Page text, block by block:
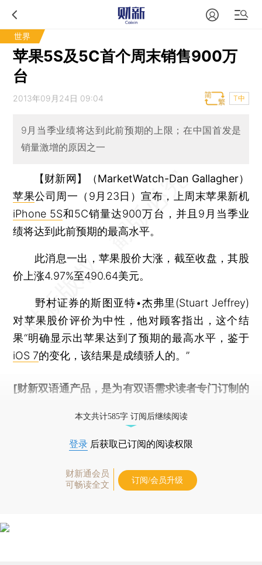
世界
苹果5S及5C首个周末销售900万
台
2013年09月24日 09:04 T中
9月当季业绩将达到此前预期的上限；在中国首发是
销量激增的原因之一
【财新网】（MarketWatch-Dan Gallagher）
苹果公司周一（9月23日）宣布，上周末苹果新机
iPhone 5S和5C销量达900万台，并且9月当季业
绩将达到此前预期的最高水平。
此消息一出，苹果股价大涨，截至收盘，其股
价上涨4.97%至490.64美元。
野村证券的斯图亚特•杰弗里(Stuart Jeffrey)
对苹果股价评价为中性，他对顾客指出，这个结
果“明确显示出苹果达到了预期的最高水平，鉴于
iOS 7的变化，该结果是成绩骄人的。”
[财新双语通产品，是为有双语需求读者专门订制的
本文共计585字 订阅后继续阅读
登录 后获取已订阅的阅读权限
财新通会员
可畅读全文
订阅/会员升级